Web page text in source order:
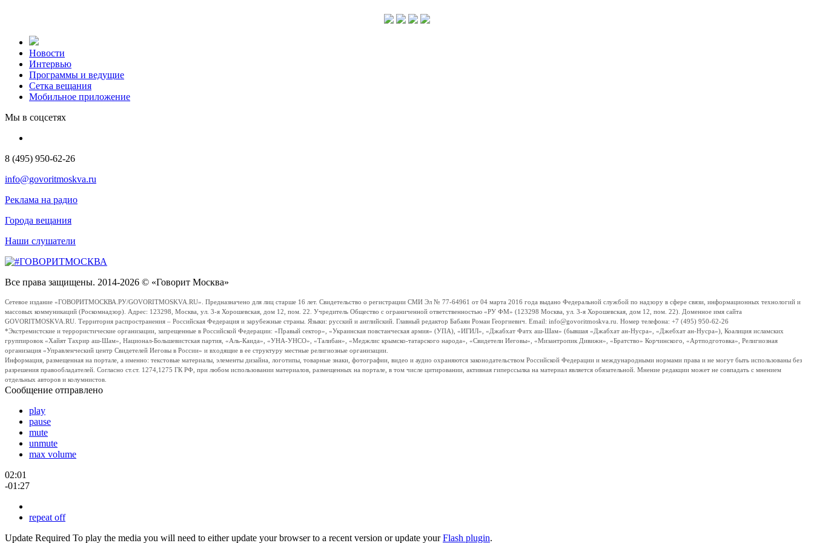
Новости
Интервью
Программы и ведущие
Сетка вещания
Мобильное приложение
Мы в соцсетях
8 (495) 950-62-26
info@govoritmoskva.ru
Реклама на радио
Города вещания
Наши слушатели
Все права защищены. 2014-2026 © «Говорит Москва»
Сетевое издание «ГОВОРИТМОСКВА.РУ/GOVORITMOSKVA.RU». Предназначено для лиц старше 16 лет. Свидетельство о регистрации СМИ Эл № 77-64961 от 04 марта 2016 года выдано Федеральной службой по надзору в сфере связи, информационных технологий и
массовых коммуникаций (Роскомнадзор). Адрес: 123298, Москва, ул. 3-я Хорошевская, дом 12, пом. 22. Учредитель Общество с ограниченной ответственностью «РУ ФМ» (123298 Москва, ул. 3-я Хорошевская, дом 12, пом. 22). Доменное имя сайта
GOVORITMOSKVA.RU. Территория распространения – Российская Федерация и зарубежные страны. Языки: русский и английский. Главный редактор Бабаян Роман Георгиевич. Email: info@govoritmoskva.ru. Номер телефона: +7 (495) 950-62-26
*Экстремистские и террористические организации, запрещенные в Российской Федерации: «Правый сектор», «Украинская повстанческая армия» (УПА), «ИГИЛ», «Джабхат Фатх аш-Шам» (бывшая «Джабхат ан-Нусра», «Джебхат ан-Нусра»), Коалиция исламских
группировок «Хайят Тахрир аш-Шам», Национал-Большевистская партия, «Аль-Каида», «УНА-УНСО», «Талибан», «Меджлис крымско-татарского народа», «Свидетели Иеговы», «Мизантропик Дивижн», «Братство» Корчинского, «Артподготовка», Религиозная
организация «Управленческий центр Свидетелей Иеговы в России» и входящие в ее структуру местные религиозные организации.
Информация, размещенная на портале, а именно: текстовые материалы, элементы дизайна, логотипы, товарные знаки, фотографии, видео и аудио охраняются законодательством Российской Федерации и международными нормами права и не могут быть использованы без
разрешения правообладателей. Согласно ст.ст. 1274,1275 ГК РФ, при любом использовании материалов, размещенных на портале, в том числе цитировании, активная гиперссылка на материал является обязательной. Мнение редакции может не совпадать с мнением
отдельных авторов и колумнистов.
Сообщение отправлено
play
pause
mute
unmute
max volume
02:01
-01:27
repeat off
Update Required To play the media you will need to either update your browser to a recent version or update yourFlash plugin.